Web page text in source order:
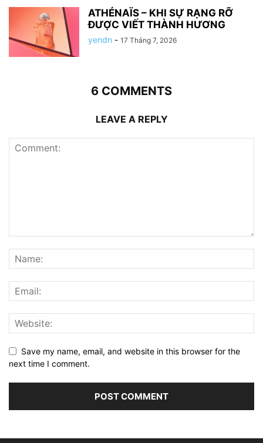
ATHÉNAÏS – KHI SỰ RẠNG RỠ
ĐƯỢC VIẾT THÀNH HƯƠNG
yendn - 17 Tháng 7, 2026
6 COMMENTS
LEAVE A REPLY
Save my name, email, and website in this browser for the
next time I comment.